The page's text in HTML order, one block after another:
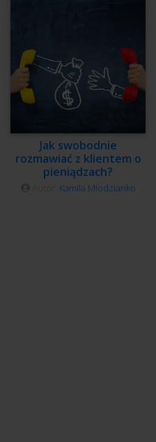
Jak swobodnie
rozmawiać z klientem o
pieniądzach?
Kamila Młodzianko